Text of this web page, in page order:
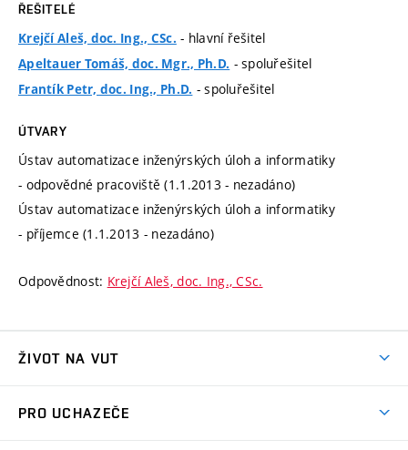
ŘEŠITELÉ
Krejčí Aleš, doc. Ing., CSc. - hlavní řešitel
Apeltauer Tomáš, doc. Mgr., Ph.D. - spoluřešitel
Frantík Petr, doc. Ing., Ph.D. - spoluřešitel
ÚTVARY
Ústav automatizace inženýrských úloh a informatiky
- odpovědné pracoviště (1.1.2013 - nezadáno)
Ústav automatizace inženýrských úloh a informatiky
- příjemce (1.1.2013 - nezadáno)
Odpovědnost: Krejčí Aleš, doc. Ing., CSc.
ŽIVOT NA VUT
PRO UCHAZEČE